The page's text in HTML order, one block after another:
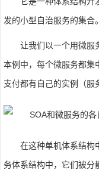
发的小型自治服务的集合。
让我们以一个用微服
本例中，每个微服务都集
支付都有自己的实例（服
在这种单机体系结构
务体系结构中，它们被分